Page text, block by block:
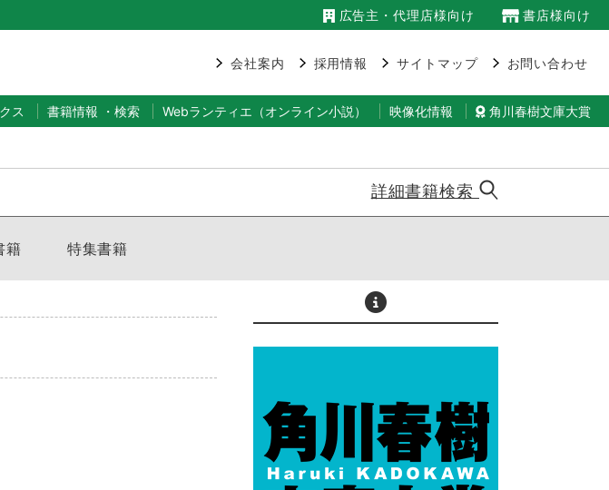
広告主・代理店様向け 書店様向け
会社案内 採用情報 サイトマップ お問い合わせ
ス 書籍情報 ・ 検索 Webランティエ（オンライン小説） 映像化情報 角川春樹文庫大賞
詳細書籍検索
籍 特集書籍